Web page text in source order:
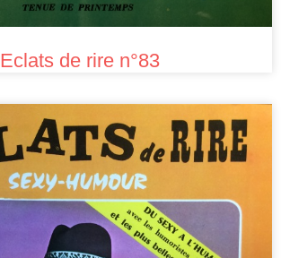
Eclats de rire n°83